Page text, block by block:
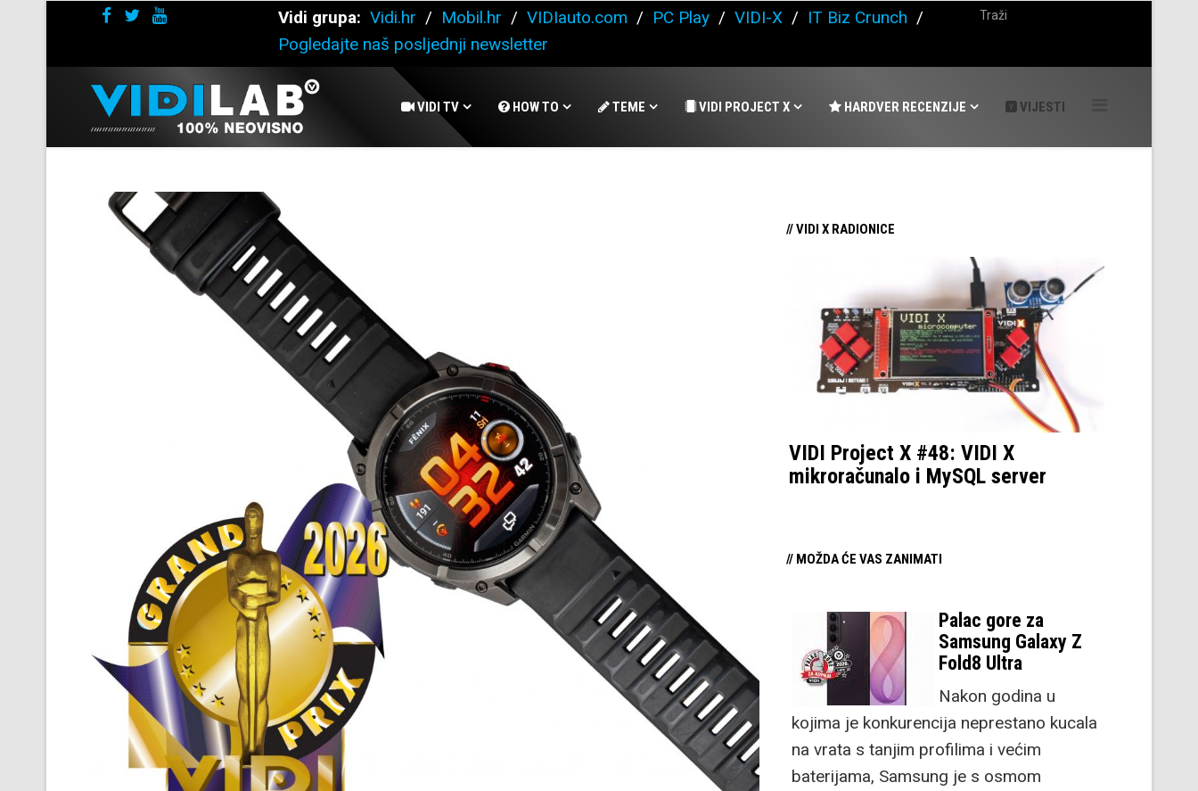
Vidi grupa: Vidi.hr / Mobil.hr / VIDIauto.com / PC Play / VIDI-X / IT Biz Crunch /
Pogledajte naš posljednji newsletter
VIDI TV HOW TO TEME VIDI PROJECT X HARDVER RECENZIJE VIJESTI
// VIDI X RADIONICE
VIDI Project X #48: VIDI X
mikroračunalo i MySQL server
// MOŽDA ĆE VAS ZANIMATI
Palac gore za
Samsung Galaxy Z
Fold8 Ultra
Nakon godina u
kojima je konkurencija neprestano kucala
na vrata s tanjim profilima i većim
baterijama, Samsung je s osmom